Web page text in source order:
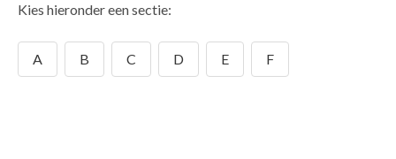
Kies hieronder een sectie:
A B C D E F